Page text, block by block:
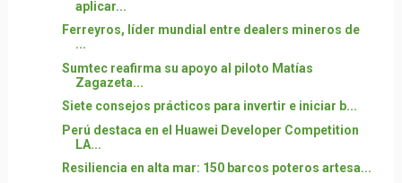
aplicar...
Ferreyros, líder mundial entre dealers mineros de
...
Sumtec reafirma su apoyo al piloto Matías
Zagazeta...
Siete consejos prácticos para invertir e iniciar b...
Perú destaca en el Huawei Developer Competition
LA...
Resiliencia en alta mar: 150 barcos poteros artesa...